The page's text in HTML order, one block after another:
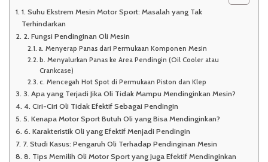
1. Suhu Ekstrem Mesin Motor Sport: Masalah yang Tak
Terhindarkan
2. Fungsi Pendinginan Oli Mesin
a. Menyerap Panas dari Permukaan Komponen Mesin
b. Menyalurkan Panas ke Area Pendingin (Oil Cooler atau
Crankcase)
c. Mencegah Hot Spot di Permukaan Piston dan Klep
3. Apa yang Terjadi Jika Oli Tidak Mampu Mendinginkan Mesin?
4. Ciri-Ciri Oli Tidak Efektif Sebagai Pendingin
5. Kenapa Motor Sport Butuh Oli yang Bisa Mendinginkan?
6. Karakteristik Oli yang Efektif Menjadi Pendingin
7. Studi Kasus: Pengaruh Oli Terhadap Pendinginan Mesin
8. Tips Memilih Oli Motor Sport yang Juga Efektif Mendinginkan